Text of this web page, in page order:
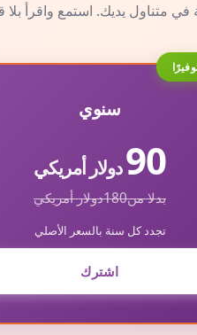
متناول يديك. استمع واقرأ بلا
سنوي
90دولار أمريكي
بدلا من180دولار أمريكي
تجدد كل سنة بالسعر الأصلي
اشترك